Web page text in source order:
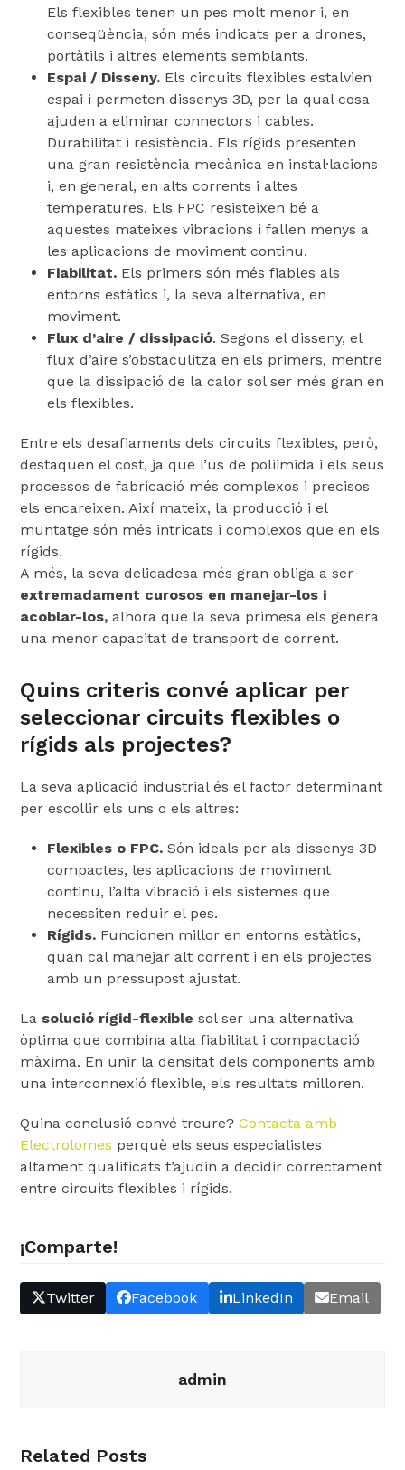
Els flexibles tenen un pes molt menor i, en
conseqüència, són més indicats per a drones,
portàtils i altres elements semblants.
Espai / Disseny. Els circuits flexibles estalvien
espai i permeten dissenys 3D, per la qual cosa
ajuden a eliminar connectors i cables.
Durabilitat i resistència. Els rígids presenten
una gran resistència mecànica en instal·lacions
i, en general, en alts corrents i altes
temperatures. Els FPC resisteixen bé a
aquestes mateixes vibracions i fallen menys a
les aplicacions de moviment continu.
Fiabilitat. Els primers són més fiables als
entorns estàtics i, la seva alternativa, en
moviment.
Flux d’aire / dissipació. Segons el disseny, el
flux d’aire s’obstaculitza en els primers, mentre
que la dissipació de la calor sol ser més gran en
els flexibles.
Entre els desafiaments dels circuits flexibles, però,
destaquen el cost, ja que l’ús de poliimida i els seus
processos de fabricació més complexos i precisos
els encareixen. Així mateix, la producció i el
muntatge són més intricats i complexos que en els
rígids.
A més, la seva delicadesa més gran obliga a ser
extremadament curosos en manejar-los i
acoblar-los, alhora que la seva primesa els genera
una menor capacitat de transport de corrent.
Quins criteris convé aplicar per
seleccionar circuits flexibles o
rígids als projectes?
La seva aplicació industrial és el factor determinant
per escollir els uns o els altres:
Flexibles o FPC. Són ideals per als dissenys 3D
compactes, les aplicacions de moviment
continu, l’alta vibració i els sistemes que
necessiten reduir el pes.
Rígids. Funcionen millor en entorns estàtics,
quan cal manejar alt corrent i en els projectes
amb un pressupost ajustat.
La solució rígid-flexible sol ser una alternativa
òptima que combina alta fiabilitat i compactació
màxima. En unir la densitat dels components amb
una interconnexió flexible, els resultats milloren.
Quina conclusió convé treure?Contacta amb
Electrolomes perquè els seus especialistes
altament qualificats t’ajudin a decidir correctament
entre circuits flexibles i rígids.
¡Comparte!
Twitter Facebook LinkedIn Email
admin
Related Posts